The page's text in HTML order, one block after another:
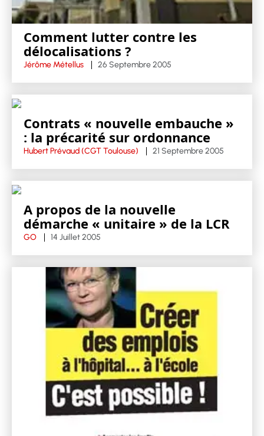
Comment lutter contre les
délocalisations ?
Jérôme Métellus 26 Septembre 2005
Contrats « nouvelle embauche »
: la précarité sur ordonnance
Hubert Prévaud (CGT Toulouse) 21 Septembre 2005
A propos de la nouvelle
démarche « unitaire » de la LCR
GO 14 Juillet 2005